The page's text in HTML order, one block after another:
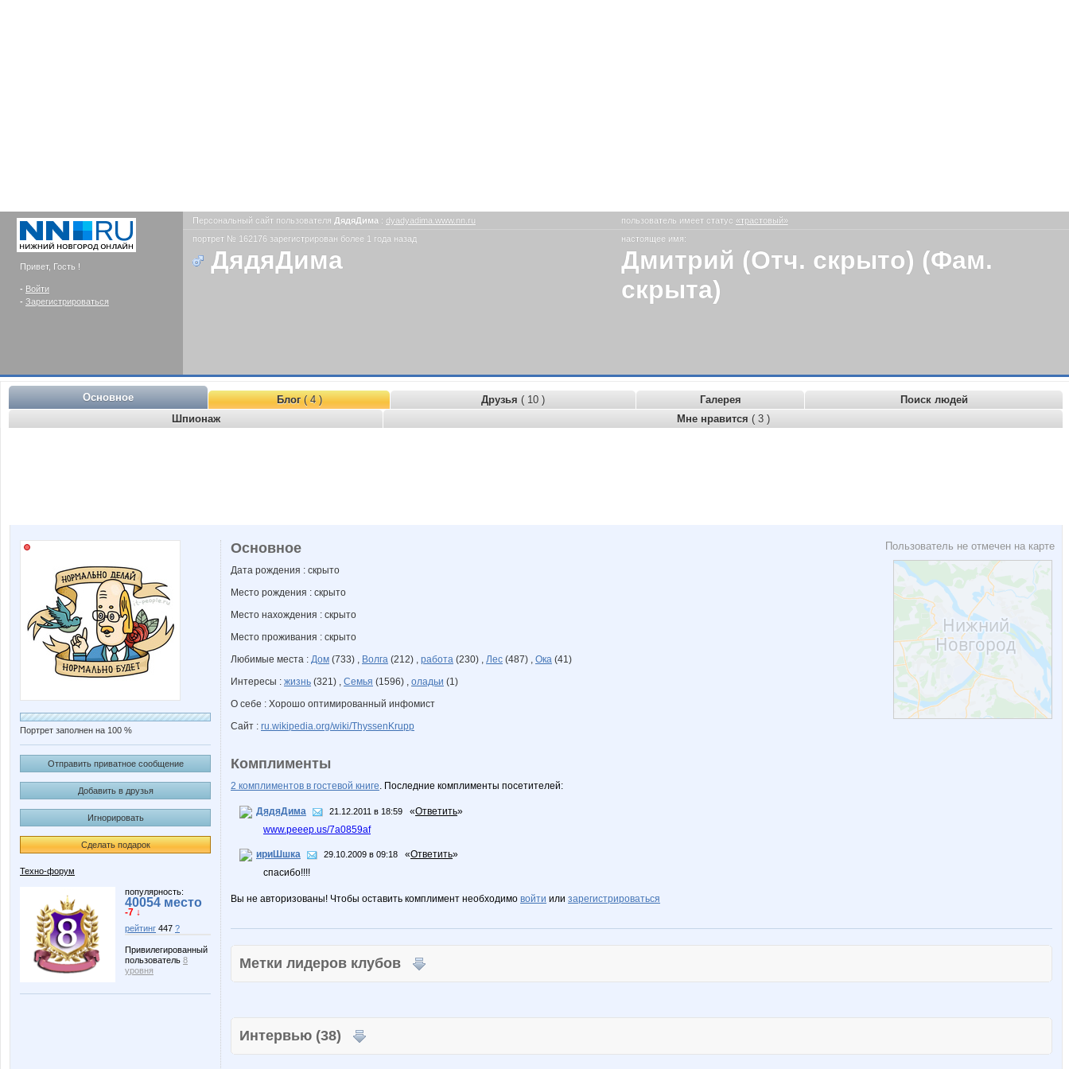
Привет, Гость !
- Войти
- Зарегистрироваться
Персональный сайт пользователя ДядяДима : dyadyadima.www.nn.ru пользователь имеет статус «трастовый»
портрет № 162176 зарегистрирован более 1 года назад
ДядяДима
настоящее имя:
Дмитрий (Отч. скрыто) (Фам.
скрыта)
Основное Блог( 4 ) Друзья ( 10 ) Галерея
Поиск людей
Шпионаж
Мне нравится ( 3 )
Портрет заполнен на 100 %
Отправить приватное сообщение
Добавить в друзья
Игнорировать
Сделать подарок
Техно-форум
популярность:
40054 место
-7 ↓
рейтинг 447 ?
Привилегированный
пользователь 8
уровня
Пользователь не отмечен на карте
Основное
Дата рождения : скрыто
Место рождения : скрыто
Место нахождения : скрыто
Место проживания : скрыто
Любимые места : Дом (733) , Волга (212) , работа (230) , Лес (487) , Ока (41)
Интересы : жизнь (321) , Семья (1596) , оладьи (1)
Сайт : ru.wikipedia.org/wiki/ThyssenKrupp
Комплименты
2 комплиментов в гостевой книге. Последние комплименты посетителей:
ДядяДима 21.12.2011 в 18:59 «Ответить»
www.peeep.us/7a0859af
ириШшка 29.10.2009 в 09:18 «Ответить»
спасибо!!!!
Вы не авторизованы! Чтобы оставить комплимент необходимо войти или зарегистрироваться
Метки лидеров клубов
Интервью (38)